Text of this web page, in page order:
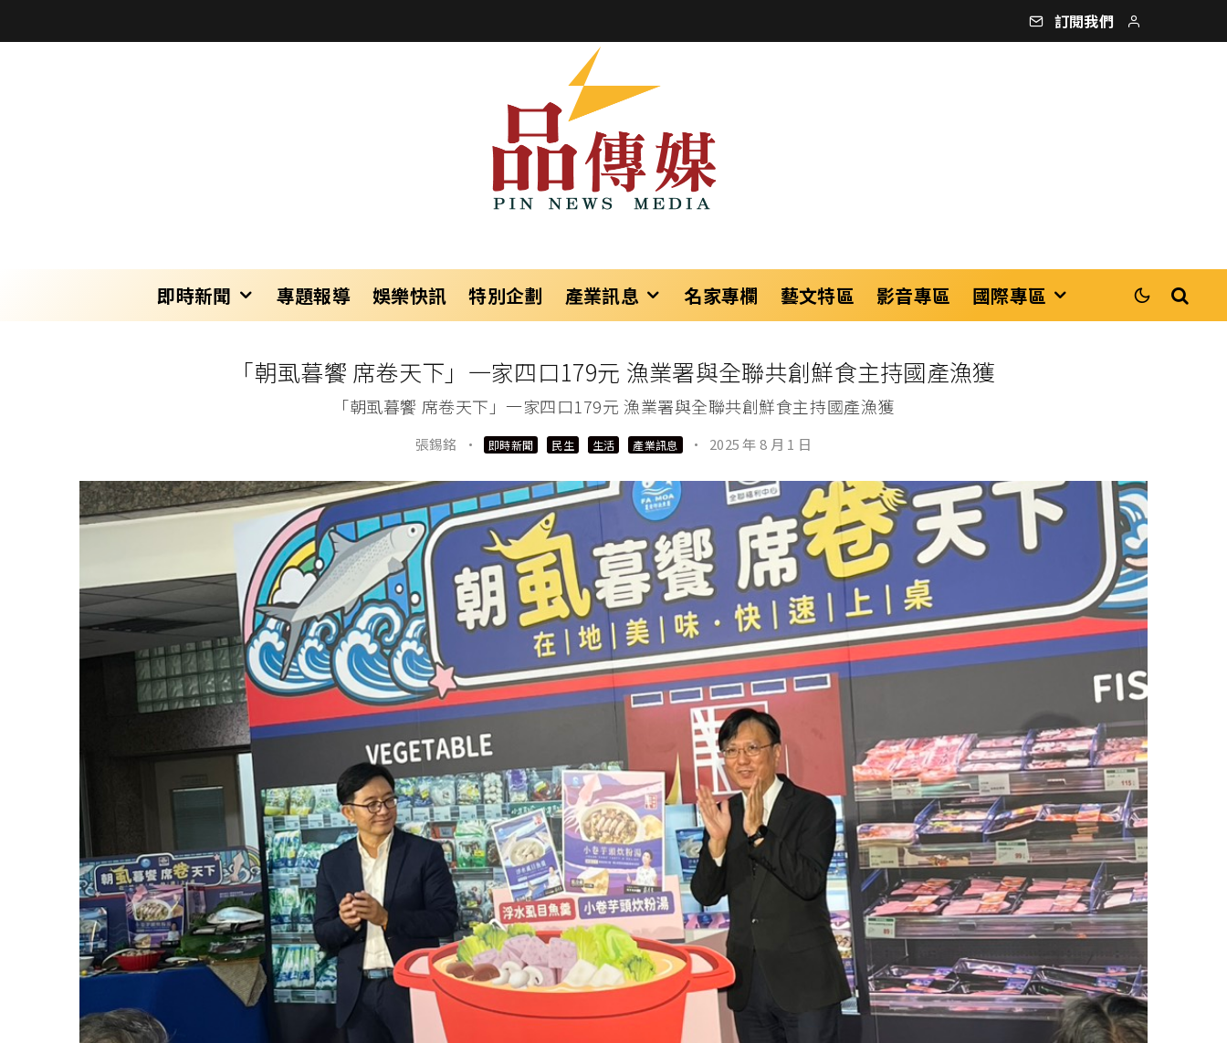
訂閱我們
即時新聞 專題報導 娛樂快訊 特別企劃 產業訊息 名家專欄 藝文特區 影音專區 國際專區
「朝虱暮饗 席卷天下」一家四口179元 漁業署與全聯共創鮮食主持國產漁獲
「朝虱暮饗 席卷天下」一家四口179元 漁業署與全聯共創鮮食主持國產漁獲
張錫銘 · 即時新聞 民生 生活 產業訊息 · 2025 年 8 月 1 日